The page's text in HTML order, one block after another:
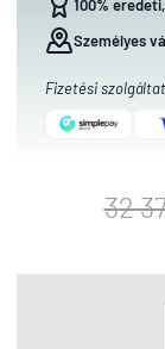
100%
Személyes
Fizetési
32